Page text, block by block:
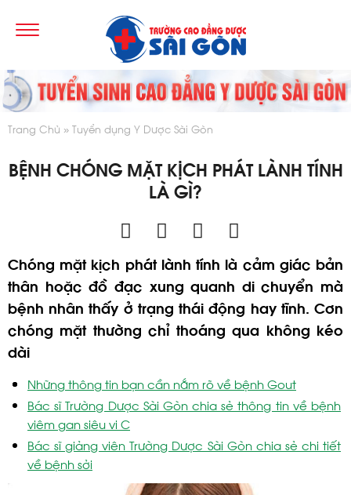
Trang Chủ Tuyển dụng Y Dược Sài Gòn
BỆNH CHÓNG MẶT KỊCH PHÁT LÀNH TÍNH
LÀ GÌ?
Chóng mặt kịch phát lành tính là cảm giác bản
thân hoặc đồ đạc xung quanh di chuyển mà
bệnh nhân thấy ở trạng thái động hay tĩnh. Cơn
chóng mặt thường chỉ thoáng qua không kéo
dài
Những thông tin bạn cần nắm rõ về bệnh Gout
Bác sĩ Trường Dược Sài Gòn chia sẻ thông tin về bệnh
viêm gan siêu vi C
Bác sĩ giảng viên Trường Dược Sài Gòn chia sẻ chi tiết
về bệnh sởi